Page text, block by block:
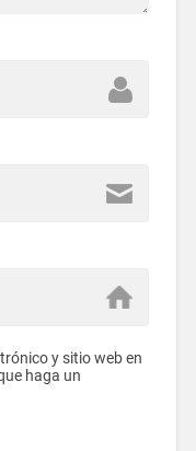
y sitio web en
haga un